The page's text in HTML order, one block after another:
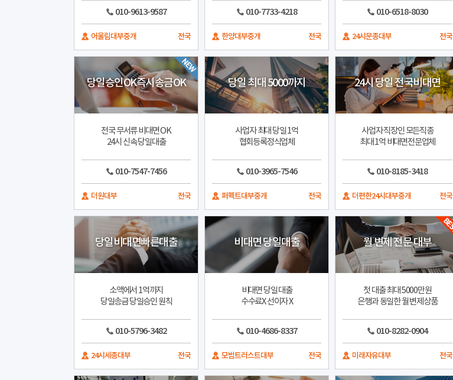
010-9613-9587
어울림대부중개 전국
010-7733-4218
한양대부중개 전국
010-6518-8030
24시문종대부 전국
당일승인OK즉시송금OK
전국 무서류 비대면 OK
24시 신속 당일대출
010-7547-7456
더원대부 전국
당일 최대 5000까지
사업자 최대 당일 1억
협회등록정식업체
010-3965-7546
퍼펙트대부중개 전국
24시 당일 전국비대면
사업자 직장인 모든직종
최대 1억 비대면전문업체
010-8185-3418
더편한24시대부중개 전국
당일비대면빠른대출
소액에서 1억까지
당일송금 당일승인 원칙
010-5796-3482
24시세종대부 전국
비대면 당일대출
비대면 당일 대출
수수료X 선이자 X
010-4686-8337
모범트러스트대부 전국
월 변제 전문 대부
첫 대출 최대 5000만원
은행과 동일한 월 변제상품
010-8282-0904
미래자유대부 전국